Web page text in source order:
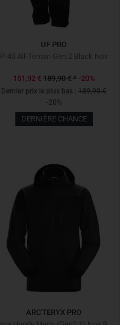
UF PRO
P-40 All-Terrain Gen.2 Black Noir
151,92 € 189,90 €* -20%
Dernier prix le plus bas : 189,90 €
-20%
DERNIÈRE CHANCE
ARC'TERYX PRO